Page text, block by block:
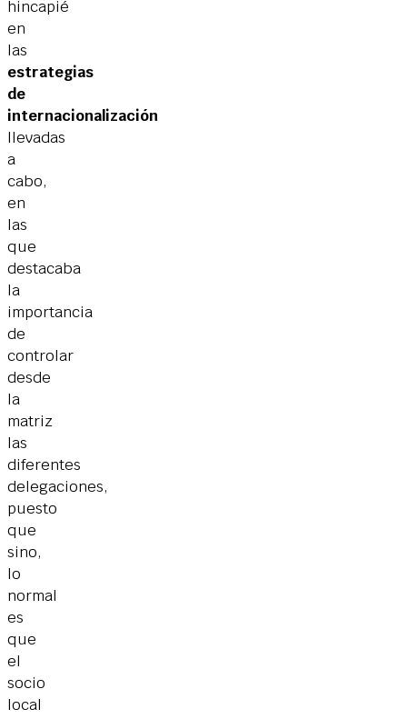
hincapié
en
las
estrategias
de
internacionalización
llevadas
a
cabo,
en
las
que
destacaba
la
importancia
de
controlar
desde
la
matriz
las
diferentes
delegaciones,
puesto
que
sino,
lo
normal
es
que
el
socio
local